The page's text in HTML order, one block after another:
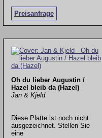
Preisanfrage
Oh du lieber Augustin /
Hazel bleib da (Hazel)
Jan & Kjeld
Diese Platte ist noch nicht
ausgezeichnet. Stellen Sie
eine